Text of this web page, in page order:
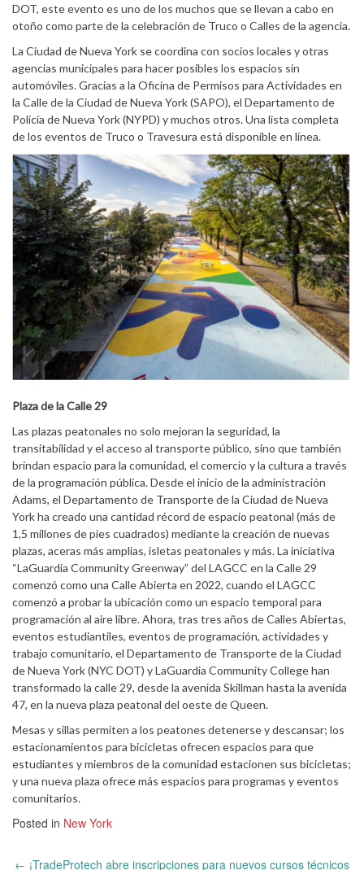
DOT, este evento es uno de los muchos que se llevan a cabo en
otoño como parte de la celebración de Truco o Calles de la agencia.
La Ciudad de Nueva York se coordina con socios locales y otras
agencias municipales para hacer posibles los espacios sin
automóviles. Gracias a la Oficina de Permisos para Actividades en
la Calle de la Ciudad de Nueva York (SAPO), el Departamento de
Policía de Nueva York (NYPD) y muchos otros. Una lista completa
de los eventos de Truco o Travesura está disponible en línea.
Plaza de la Calle 29
Las plazas peatonales no solo mejoran la seguridad, la
transitabilidad y el acceso al transporte público, sino que también
brindan espacio para la comunidad, el comercio y la cultura a través
de la programación pública. Desde el inicio de la administración
Adams, el Departamento de Transporte de la Ciudad de Nueva
York ha creado una cantidad récord de espacio peatonal (más de
1,5 millones de pies cuadrados) mediante la creación de nuevas
plazas, aceras más amplias, isletas peatonales y más. La iniciativa
“LaGuardia Community Greenway” del LAGCC en la Calle 29
comenzó como una Calle Abierta en 2022, cuando el LAGCC
comenzó a probar la ubicación como un espacio temporal para
programación al aire libre. Ahora, tras tres años de Calles Abiertas,
eventos estudiantiles, eventos de programación, actividades y
trabajo comunitario, el Departamento de Transporte de la Ciudad
de Nueva York (NYC DOT) y LaGuardia Community College han
transformado la calle 29, desde la avenida Skillman hasta la avenida
47, en la nueva plaza peatonal del oeste de Queen.
Mesas y sillas permiten a los peatones detenerse y descansar; los
estacionamientos para bicicletas ofrecen espacios para que
estudiantes y miembros de la comunidad estacionen sus bicicletas;
y una nueva plaza ofrece más espacios para programas y eventos
comunitarios.
Posted in New York
Post
← ¡TradeProtech abre inscripciones para nuevos cursos técnicos